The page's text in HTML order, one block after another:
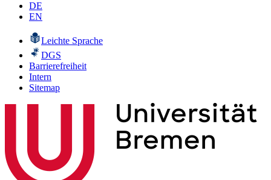
DE
EN
Leichte Sprache
DGS
Barrierefreiheit
Intern
Sitemap